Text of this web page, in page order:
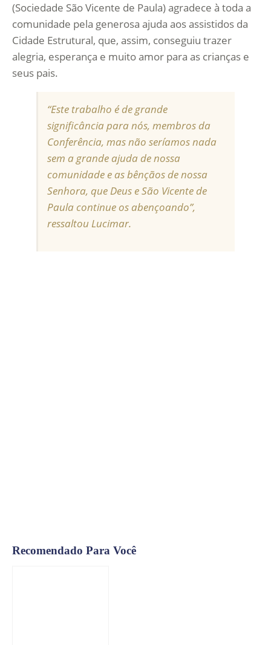
(Sociedade São Vicente de Paula) agradece à toda a
comunidade pela generosa ajuda aos assistidos da
Cidade Estrutural, que, assim, conseguiu trazer
alegria, esperança e muito amor para as crianças e
seus pais.
“Este trabalho é de grande
significância para nós, membros da
Conferência, mas não seríamos nada
sem a grande ajuda de nossa
comunidade e as bênçãos de nossa
Senhora, que Deus e São Vicente de
Paula continue os abençoando”,
ressaltou Lucimar.
Recomendado Para Você